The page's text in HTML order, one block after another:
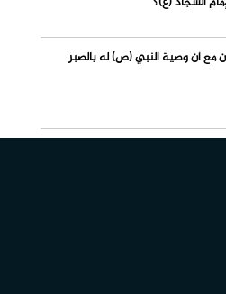
مع أن وصية النبي (ص) له بالصبر